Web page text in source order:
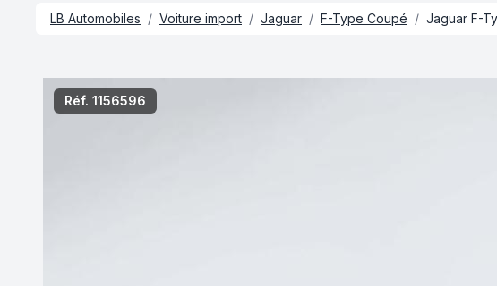
LB Automobiles / Voiture import / Jaguar / F-Type Coupé / Jaguar F-
Réf. 1156596